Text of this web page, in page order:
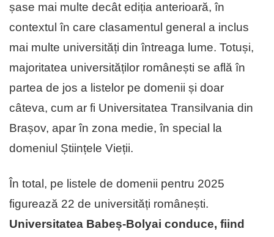
șase mai multe decât ediția anterioară, în
contextul în care clasamentul general a inclus
mai multe universități din întreaga lume. Totuși,
majoritatea universităților românești se află în
partea de jos a listelor pe domenii și doar
câteva, cum ar fi Universitatea Transilvania din
Brașov, apar în zona medie, în special la
domeniul Științele Vieții.
În total, pe listele de domenii pentru 2025
figurează 22 de universități românești.
Universitatea Babeș-Bolyai conduce, fiind